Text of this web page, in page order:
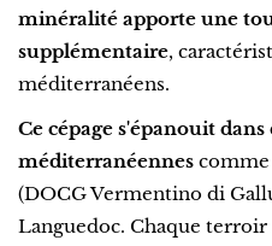
minéralité apporte une
supplémentaire,
méditerranéens.
Ce cépage s'épanouit dans
méditerranéennes comme
(DOCG Vermentino di
Languedoc. Chaque